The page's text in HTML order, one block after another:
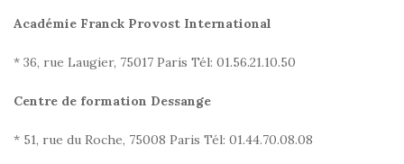
Académie Franck Provost International
* 36, rue Laugier, 75017 Paris Tél: 01.56.21.10.50
Centre de formation Dessange
* 51, rue du Roche, 75008 Paris Tél: 01.44.70.08.08